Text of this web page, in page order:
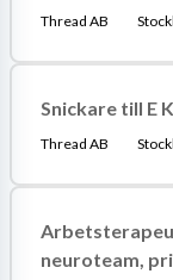
Thread AB
Snickare till E
Thread AB
neuroteam,